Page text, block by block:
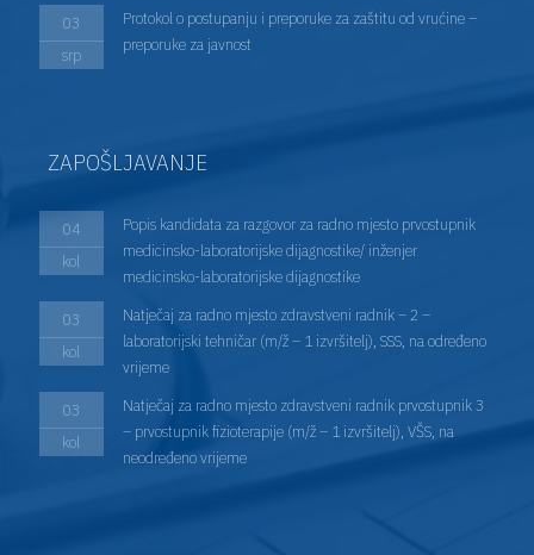
03
srp
Protokol o postupanju i preporuke za zaštitu od vrućine –
preporuke za javnost
ZAPOŠLJAVANJE
04
kol
Popis kandidata za razgovor za radno mjesto prvostupnik
medicinsko-laboratorijske dijagnostike/ inženjer
medicinsko-laboratorijske dijagnostike
03
kol
Natječaj za radno mjesto zdravstveni radnik – 2 –
laboratorijski tehničar (m/ž – 1 izvršitelj), SSS, na određeno
vrijeme
03
kol
Natječaj za radno mjesto zdravstveni radnik prvostupnik 3
– prvostupnik fizioterapije (m/ž – 1 izvršitelj), VŠS, na
neodređeno vrijeme